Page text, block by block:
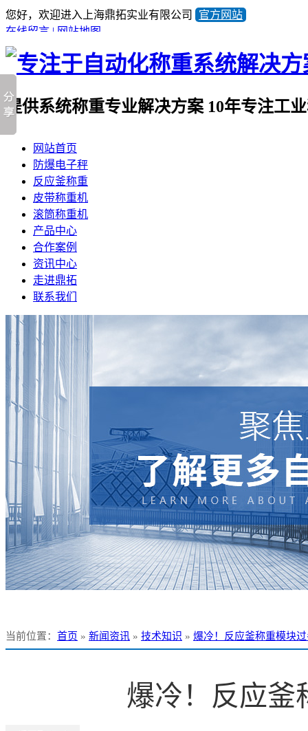
您好，欢迎进入上海鼎拓实业有限公司
官方网站
在线留言 | 网站地图
提供系统称重专业解决方案 10年专注工
全国咨询热线
021-57676453
产品顾问蒋小姐
13641981733
网站首页
防爆电子秤
反应釜称重
皮带称重机
滚筒称重机
产品中心
合作案例
资讯中心
走进鼎拓
联系我们
当前位置： 首页 » 新闻资讯 » 技术知识 » 爆冷！反应釜称重模块
爆冷！反应釜